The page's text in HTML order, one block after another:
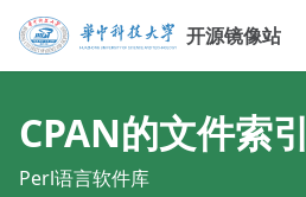
开源镜像站
CPAN的文件索引
Perl语言软件库